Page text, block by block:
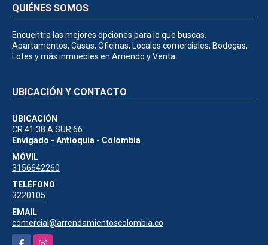
QUIÉNES SOMOS
Encuentra las mejores opciones para lo que buscas.
Apartamentos, Casas, Oficinas, Locales comerciales, Bodegas,
Lotes y más inmuebles en Arriendo y Venta.
UBICACIÓN
CR 41 38 A SUR 66
Envigado - Antioquia - Colombia
MÓVIL
3156642260
TELÉFONO
3220105
EMAIL
comercial@arrendamientoscolombia.co